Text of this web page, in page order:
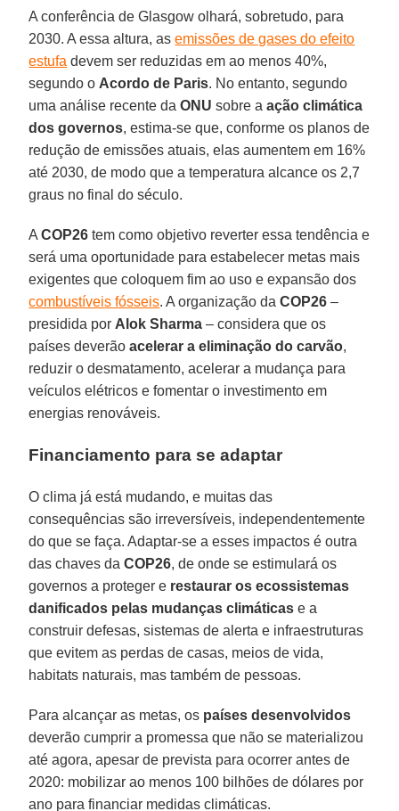
A conferência de Glasgow olhará, sobretudo, para
2030. A essa altura, asemissões de gases do efeito
estufa devem ser reduzidas em ao menos 40%,
segundo o Acordo de Paris. No entanto, segundo
uma análise recente daONU sobre aação climática
dos governos, estima-se que, conforme os planos de
redução de emissões atuais, elas aumentem em 16%
até 2030, de modo que a temperatura alcance os 2,7
graus no final do século.
ACOP26 tem como objetivo reverter essa tendência e
será uma oportunidade para estabelecer metas mais
exigentes que coloquem fim ao uso e expansão dos
combustíveis fósseis. A organização daCOP26 –
presidida por Alok Sharma – considera que os
países deverãoacelerar a eliminação do carvão,
reduzir o desmatamento, acelerar a mudança para
veículos elétricos e fomentar o investimento em
energias renováveis.
Financiamento para se adaptar
O clima já está mudando, e muitas das
consequências são irreversíveis, independentemente
do que se faça. Adaptar-se a esses impactos é outra
das chaves daCOP26, de onde se estimulará os
governos a proteger e restaurar os ecossistemas
danificados pelas mudanças climáticas e a
construir defesas, sistemas de alerta e infraestruturas
que evitem as perdas de casas, meios de vida,
habitats naturais, mas também de pessoas.
Para alcançar as metas, os países desenvolvidos
deverão cumprir a promessa que não se materializou
até agora, apesar de prevista para ocorrer antes de
2020: mobilizar ao menos 100 bilhões de dólares por
ano para financiar medidas climáticas.